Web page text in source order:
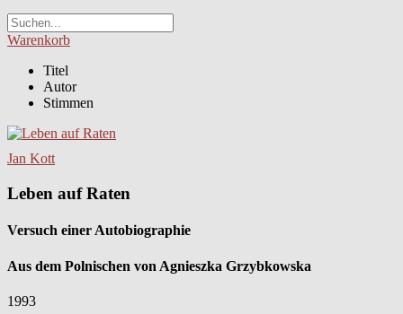
Warenkorb
Titel
Autor
Stimmen
Jan Kott
Leben auf Raten
Versuch einer Autobiographie
Aus dem Polnischen von Agnieszka Grzybkowska
1993